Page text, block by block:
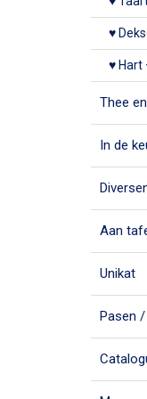
♥
♥ Hart
Thee
In de
Aan
Unikat
Pasen